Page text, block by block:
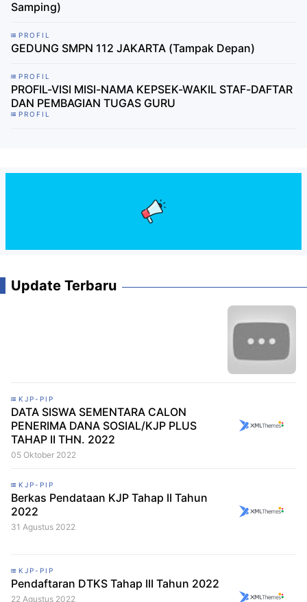
Samping)
PROFIL
GEDUNG SMPN 112 JAKARTA (Tampak Depan)
PROFIL
PROFIL-VISI MISI-NAMA KEPSEK-WAKIL STAF-DAFTAR
DAN PEMBAGIAN TUGAS GURU
PROFIL
Update Terbaru
KJP-PIP
DATA SISWA SEMENTARA CALON
PENERIMA DANA SOSIAL/KJP PLUS
TAHAP II THN. 2022
05 Oktober 2022
KJP-PIP
Berkas Pendataan KJP Tahap II Tahun
2022
31 Agustus 2022
KJP-PIP
Pendaftaran DTKS Tahap III Tahun 2022
22 Agustus 2022